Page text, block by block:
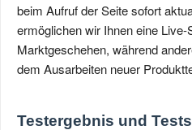
beim Aufruf der Seite sofort
ermöglichen wir Ihnen eine Live-
Marktgeschehen, während
dem Ausarbeiten neuer
Testergebnis und